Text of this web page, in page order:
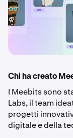
Chi ha creato
I Meebits sono
Labs, il team
progetti
digitale e della